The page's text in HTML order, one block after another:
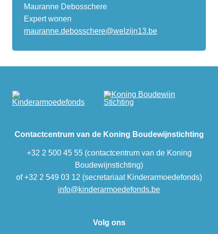
Mauranne Debosschere
Expert wonen
mauranne.debosschere@welzijn13.be
Contactcentrum van de Koning Boudewijnstichting
+32 2 500 45 55 (contactcentrum van de Koning
Boudewijnstichting)
of +32 2 549 03 12 (secretariaat Kinderarmoedefonds)
info@kinderarmoedefonds.be
Volg ons